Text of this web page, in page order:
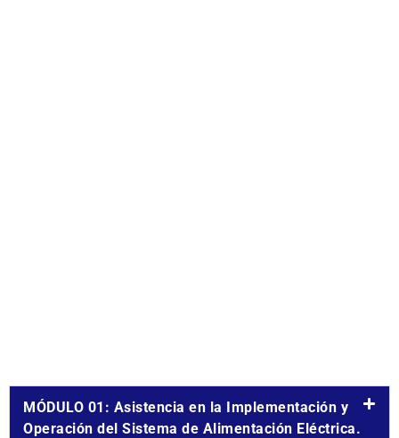
MÓDULO 01: Asistencia en la Implementación y
Operación del Sistema de Alimentación Eléctrica.